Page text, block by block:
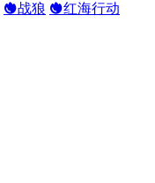
战狼 红海行动